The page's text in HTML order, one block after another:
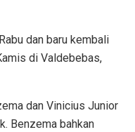
dan baru kembali
di Valdebebas,
dan Vinicius Junior
Benzema bahkan